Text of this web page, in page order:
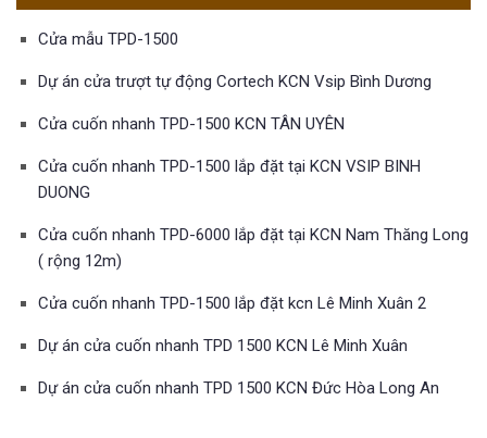
Cửa mẫu TPD-1500
Dự án cửa trượt tự động Cortech KCN Vsip Bình Dương
Cửa cuốn nhanh TPD-1500 KCN TÂN UYÊN
Cửa cuốn nhanh TPD-1500 lắp đặt tại KCN VSIP BINH
DUONG
Cửa cuốn nhanh TPD-6000 lắp đặt tại KCN Nam Thăng Long
( rộng 12m)
Cửa cuốn nhanh TPD-1500 lắp đặt kcn Lê Minh Xuân 2
Dự án cửa cuốn nhanh TPD 1500 KCN Lê Minh Xuân
Dự án cửa cuốn nhanh TPD 1500 KCN Đức Hòa Long An